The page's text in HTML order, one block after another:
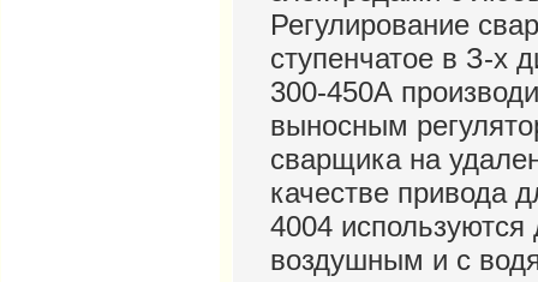
Регулирование
ступенчатое в З-х
300-450А
выносным
сварщика на
качестве привода
4004 используются
воздушным и с